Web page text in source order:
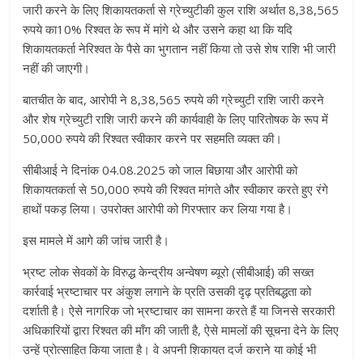
जारी करने के लिए शिकायतकर्ता से ग्रेच्युटीकी कुल राशि अर्थात 8,38,565
रुपये का10% रिश्वत के रूप में मांगे थे और उसने कहा था कि यदि
शिकायतकर्ता नेरिश्वत के पैसे का भुगतान नहीं किया तो उसे शेष राशि भी जारी
नहीं की जाएगी।
बातचीत के बाद, आरोपी ने 8,38,565 रुपये की ग्रेच्युटी राशि जारी करने
और शेष ग्रेच्युटी राशि जारी करने की कार्यवाही के लिए पारितोषक के रूप में
50,000 रुपये की रिश्वत स्वीकार करने पर सहमति व्यक्त की।
सीबीआई ने दिनांक 04.08.2025 को जाल बिछाया और आरोपी को
शिकायतकर्ता से 50,000 रुपये की रिश्वत मांगते और स्वीकार करते हुए रंगे
हाथों पकड़ लिया। उपरोक्त आरोपी को गिरफ्तार कर लिया गया है।
इस मामले में आगे की जांच जारी है।
भ्रष्ट लोक सेवकों के विरुद्ध केन्द्रीय अन्वेषण ब्यूरो (सीबीआई) की सख्त
कार्रवाई भ्रष्टाचार पर अंकुश लगाने के प्रति उसकी दृढ़ प्रतिबद्धता को
दर्शाती है। ऐसे नागरिक जो भ्रष्टाचार का सामना करते हैं या जिनसे सरकारी
अधिकारियों द्वारा रिश्वत की माँग की जाती है, ऐसे मामलों की सूचना देने के लिए
उन्हें प्रोत्साहित किया जाता है। वे अपनी शिकायत दर्ज कराने या कोई भी